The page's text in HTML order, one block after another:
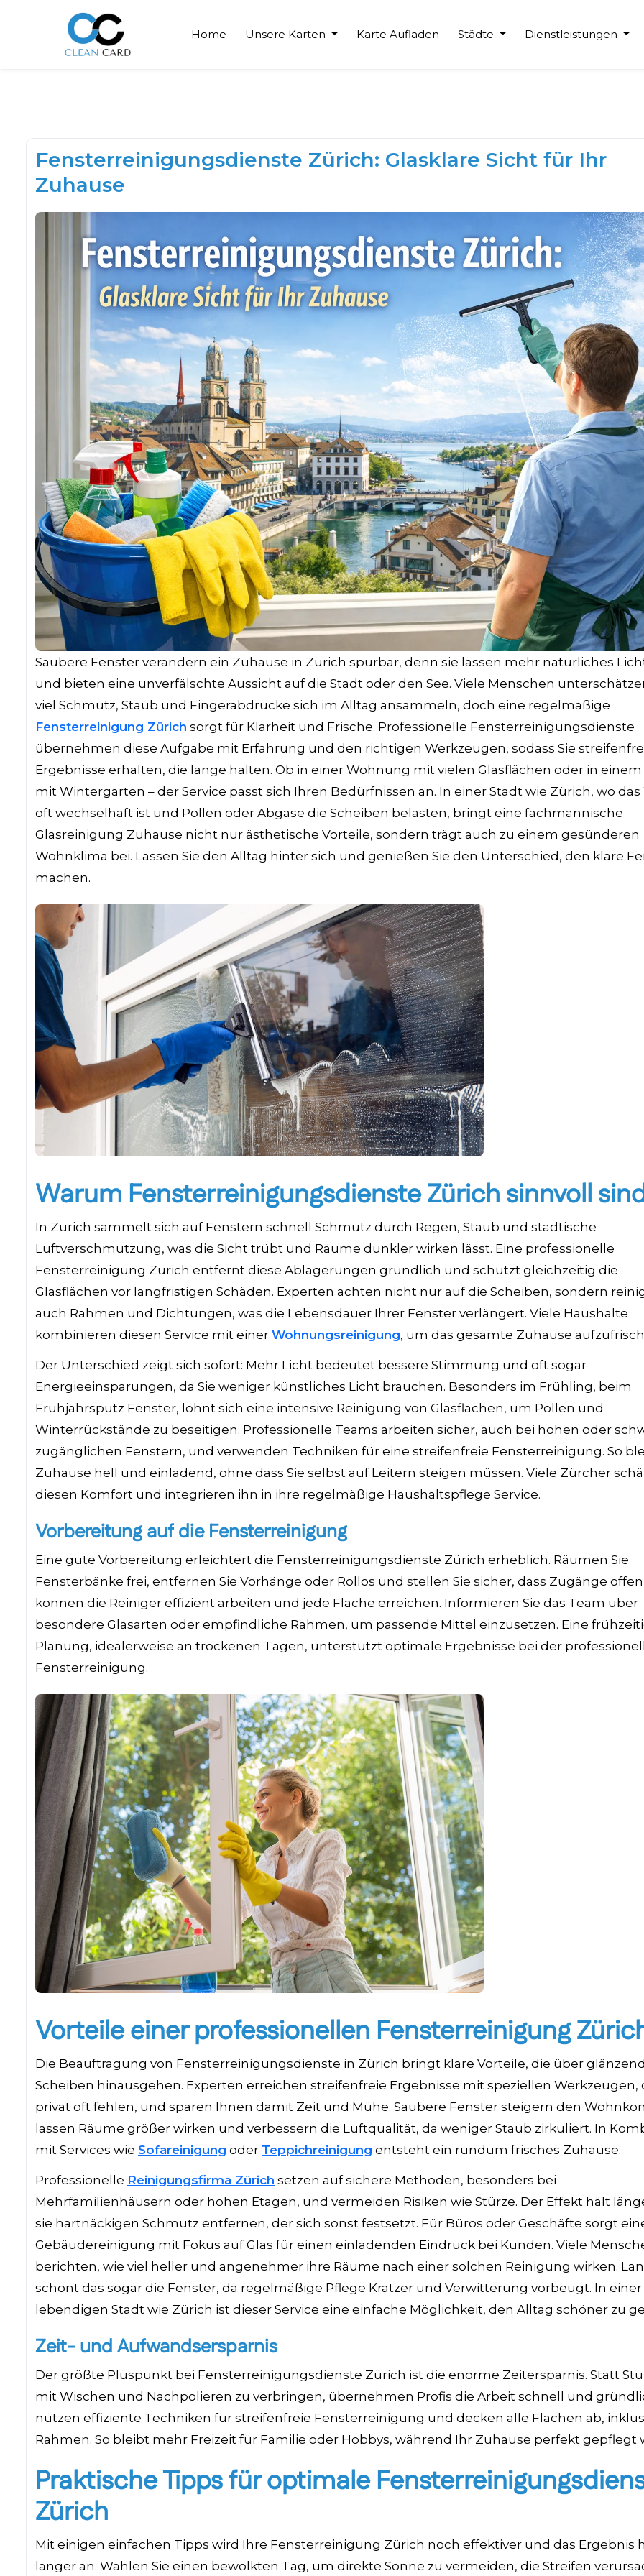
Home Unsere Karten Karte Aufladen Städte Dienstleistungen
Fensterreinigungsdienste Zürich: Glasklare Sicht für Ihr
Zuhause
Saubere Fenster verändern ein Zuhause in Zürich spürbar, denn sie lassen mehr natürliches
und bieten eine unverfälschte Aussicht auf die Stadt oder den See. Viele Menschen
viel Schmutz, Staub und Fingerabdrücke sich im Alltag ansammeln, doch eine regelmäßige
Fensterreinigung Zürich sorgt für Klarheit und Frische. Professionelle Fensterreinigungsdienste
übernehmen diese Aufgabe mit Erfahrung und den richtigen Werkzeugen, sodass Sie
Ergebnisse erhalten, die lange halten. Ob in einer Wohnung mit vielen Glasflächen oder in einem
mit Wintergarten – der Service passt sich Ihren Bedürfnissen an. In einer Stadt wie Zürich, wo
oft wechselhaft ist und Pollen oder Abgase die Scheiben belasten, bringt eine fachmännische
Glasreinigung Zuhause nicht nur ästhetische Vorteile, sondern trägt auch zu einem gesünderen
Wohnklima bei. Lassen Sie den Alltag hinter sich und genießen Sie den Unterschied, den klare
machen.
Warum Fensterreinigungsdienste Zürich sinnvoll
In Zürich sammelt sich auf Fenstern schnell Schmutz durch Regen, Staub und städtische
Luftverschmutzung, was die Sicht trübt und Räume dunkler wirken lässt. Eine professionelle
Fensterreinigung Zürich entfernt diese Ablagerungen gründlich und schützt gleichzeitig die
Glasflächen vor langfristigen Schäden. Experten achten nicht nur auf die Scheiben, sondern
auch Rahmen und Dichtungen, was die Lebensdauer Ihrer Fenster verlängert. Viele Haushalte
kombinieren diesen Service mit einer Wohnungsreinigung, um das gesamte Zuhause
Der Unterschied zeigt sich sofort: Mehr Licht bedeutet bessere Stimmung und oft sogar
Energieeinsparungen, da Sie weniger künstliches Licht brauchen. Besonders im Frühling, beim
Frühjahrsputz Fenster, lohnt sich eine intensive Reinigung von Glasflächen, um Pollen und
Winterrückstände zu beseitigen. Professionelle Teams arbeiten sicher, auch bei hohen oder
zugänglichen Fenstern, und verwenden Techniken für eine streifenfreie Fensterreinigung. So
Zuhause hell und einladend, ohne dass Sie selbst auf Leitern steigen müssen. Viele Zürcher
diesen Komfort und integrieren ihn in ihre regelmäßige Haushaltspflege Service.
Vorbereitung auf die Fensterreinigung
Eine gute Vorbereitung erleichtert die Fensterreinigungsdienste Zürich erheblich. Räumen Sie
Fensterbänke frei, entfernen Sie Vorhänge oder Rollos und stellen Sie sicher, dass Zugänge offen
können die Reiniger effizient arbeiten und jede Fläche erreichen. Informieren Sie das Team über
besondere Glasarten oder empfindliche Rahmen, um passende Mittel einzusetzen. Eine
Planung, idealerweise an trockenen Tagen, unterstützt optimale Ergebnisse bei der
Fensterreinigung.
Vorteile einer professionellen Fensterreinigung
Die Beauftragung von Fensterreinigungsdienste in Zürich bringt klare Vorteile, die über
Scheiben hinausgehen. Experten erreichen streifenfreie Ergebnisse mit speziellen Werkzeugen,
privat oft fehlen, und sparen Ihnen damit Zeit und Mühe. Saubere Fenster steigern den
lassen Räume größer wirken und verbessern die Luftqualität, da weniger Staub zirkuliert. In
mit Services wie Sofareinigung oder Teppichreinigung entsteht ein rundum frisches Zuhause.
Professionelle Reinigungsfirma Zürich setzen auf sichere Methoden, besonders bei
Mehrfamilienhäusern oder hohen Etagen, und vermeiden Risiken wie Stürze. Der Effekt hält
sie hartnäckigen Schmutz entfernen, der sich sonst festsetzt. Für Büros oder Geschäfte sorgt
Gebäudereinigung mit Fokus auf Glas für einen einladenden Eindruck bei Kunden. Viele
berichten, wie viel heller und angenehmer ihre Räume nach einer solchen Reinigung wirken.
schont das sogar die Fenster, da regelmäßige Pflege Kratzer und Verwitterung vorbeugt. In einer
lebendigen Stadt wie Zürich ist dieser Service eine einfache Möglichkeit, den Alltag schöner zu
Zeit- und Aufwandsersparnis
Der größte Pluspunkt bei Fensterreinigungsdienste Zürich ist die enorme Zeitersparnis. Statt
mit Wischen und Nachpolieren zu verbringen, übernehmen Profis die Arbeit schnell und
nutzen effiziente Techniken für streifenfreie Fensterreinigung und decken alle Flächen ab,
Rahmen. So bleibt mehr Freizeit für Familie oder Hobbys, während Ihr Zuhause perfekt gepflegt
Praktische Tipps für optimale
Zürich
Mit einigen einfachen Tipps wird Ihre Fensterreinigung Zürich noch effektiver und das Ergebnis
länger an. Wählen Sie einen bewölkten Tag, um direkte Sonne zu vermeiden, die Streifen